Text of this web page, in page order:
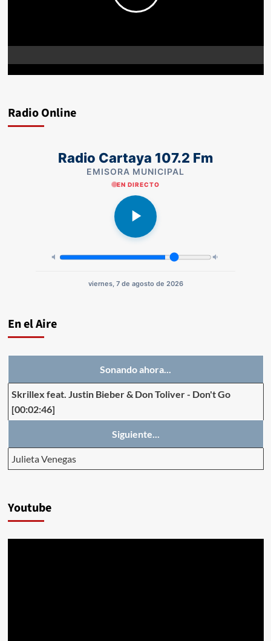
Radio Online
Radio Cartaya 107.2 Fm
EMISORA MUNICIPAL
EN DIRECTO
viernes, 7 de agosto de 2026
En el Aire
Sonando ahora...
Skrillex feat. Justin Bieber & Don Toliver- Don't Go
[00:02:46]
Siguiente...
Julieta Venegas
Youtube